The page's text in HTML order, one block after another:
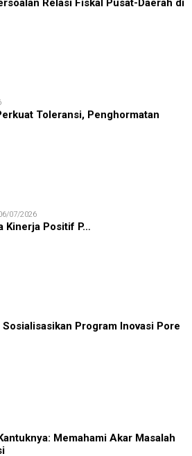
Relasi Fiskal Pusat-Daerah di
Toleransi, Penghormatan
07/2026
Kinerja Positif P…
Program Inovasi Pore
Memahami Akar Masalah